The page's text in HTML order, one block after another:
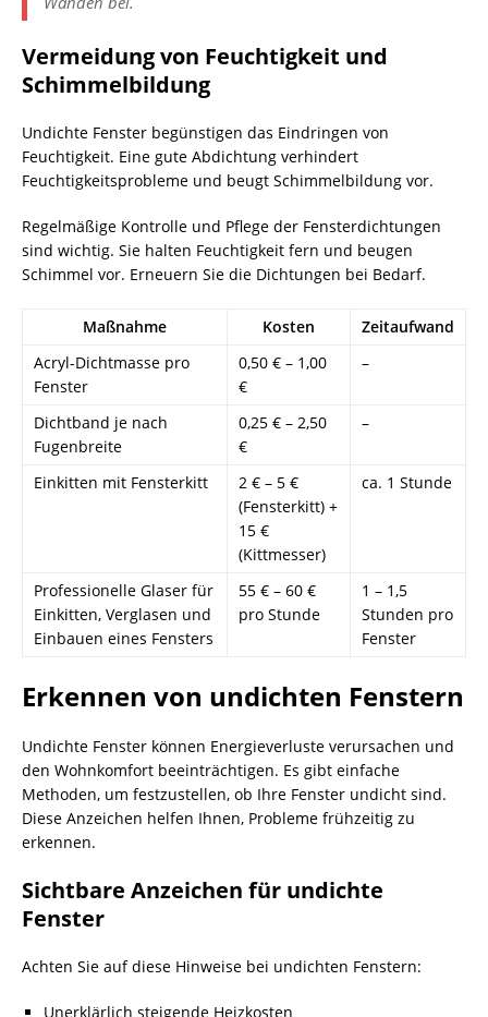
Vermeidung von Feuchtigkeit und
Schimmelbildung
Undichte Fenster begünstigen das Eindringen von
Feuchtigkeit. Eine gute Abdichtung verhindert
Feuchtigkeitsprobleme und beugt Schimmelbildung vor.
Regelmäßige Kontrolle und Pflege der Fensterdichtungen
sind wichtig. Sie halten Feuchtigkeit fern und beugen
Schimmel vor. Erneuern Sie die Dichtungen bei Bedarf.
Maßnahme Kosten
Zeitaufwand
Acryl-Dichtmasse pro
Fenster
0,50 € – 1,00
€
–
Dichtband je nach
Fugenbreite
0,25 € – 2,50
€
–
Einkitten mit Fensterkitt
2 € – 5 €
(Fensterkitt) +
15 €
(Kittmesser)
ca. 1 Stunde
Professionelle Glaser für
Einkitten, Verglasen und
Einbauen eines Fensters
55 € – 60 €
pro Stunde
1 – 1,5
Stunden pro
Fenster
Erkennen von undichten Fenstern
Undichte Fenster können Energieverluste verursachen und
den Wohnkomfort beeinträchtigen. Es gibt einfache
Methoden, um festzustellen, ob Ihre Fenster undicht sind.
Diese Anzeichen helfen Ihnen, Probleme frühzeitig zu
erkennen.
Sichtbare Anzeichen für undichte
Fenster
Achten Sie auf diese Hinweise bei undichten Fenstern:
Unerklärlich steigende Heizkosten